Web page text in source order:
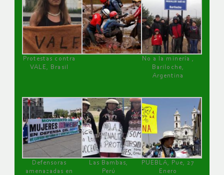
Protestas contra
VALE, Brasil
No a la minería ,
Bariloche,
Argentina
Defensoras
amenazadas en
Las Bambas,
Perú
PUEBLA, Pue, 27
Enero